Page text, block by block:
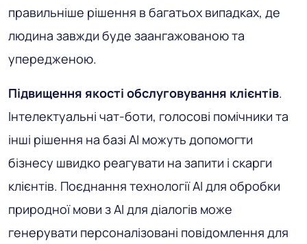
правильніше рішення в багатьох випадках, де
людина завжди буде заангажованою та
упередженою.
Підвищення якості обслуговування клієнтів.
Інтелектуальні чат-боти, голосові помічники та
інші рішення на базі AI можуть допомогти
бізнесу швидко реагувати на запити і скарги
клієнтів. Поєднання технології AI для обробки
природної мови з AI для діалогів може
генерувати персоналізовані повідомлення для